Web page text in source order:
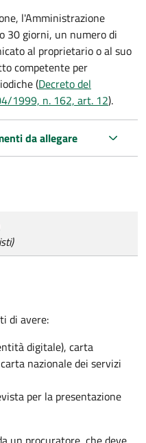
l'Amministrazione
30 giorni, un numero di
al proprietario o al suo
competente per
(Decreto del
1999, n. 162, art. 12).
da allegare
di avere:
digitale), carta
nazionale dei servizi
per la presentazione